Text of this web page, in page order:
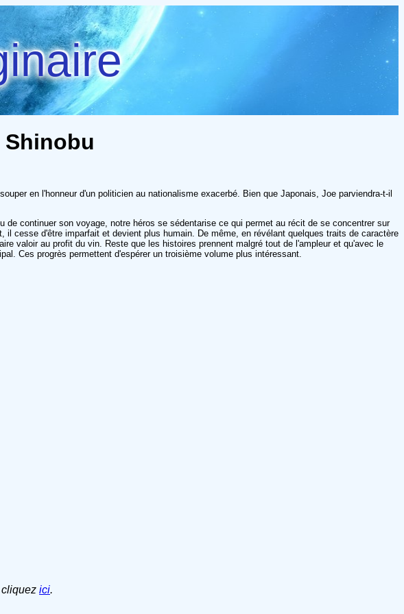
Shinobu
en l'honneur d'un politicien au nationalisme exacerbé. Bien que Japonais, Joe parviendra-t-il
de continuer son voyage, notre héros se sédentarise ce qui permet au récit de se concentrer sur
cesse d'être imparfait et devient plus humain. De même, en révélant quelques traits de caractère
valoir au profit du vin. Reste que les histoires prennent malgré tout de l'ampleur et qu'avec le
Ces progrès permettent d'espérer un troisième volume plus intéressant.
ici.